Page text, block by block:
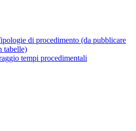
di procedimento (da pubblicare
tabelle)
tempi procedimentali